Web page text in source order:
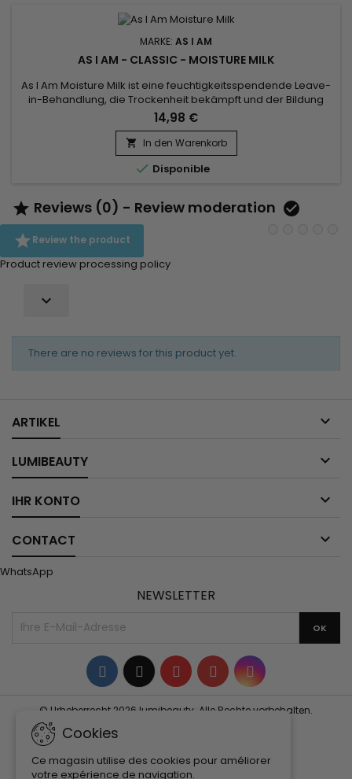
MARKE: AS I AM
AS I AM - CLASSIC - MOISTURE MILK
As I Am Moisture Milk ist eine feuchtigkeitsspendende Leave-
in-Behandlung, die Trockenheit bekämpft und der Bildung
von Spliss vorbeugt.Es dringt tief in das Haar ein, rehydriert es,
definiert die Locken und verleiht ihnen einen natürlichen
Glanz.Dank der Formel, die reich an Sheabutter und Jojobaöl
ist, wird Ihr Haar revitalisiert, geschmeidig und...
14,98 €
 In den Warenkorb
 Disponible
 Reviews (0) - Review moderation 
Review the product
Product review processing policy

There are no reviews for this product yet.
ARTIKEL 
LUMIBEAUTY 
IHR KONTO 
CONTACT 
WhatsApp
Cookies
Ce magasin utilise des cookies pour améliorer
votre expérience de navigation.
NEWSLETTER
Facebook
TwitterYouTubePinterestInstagram
© Urheberrecht 2026 lumibeauty. Alle Rechte vorbehalten.